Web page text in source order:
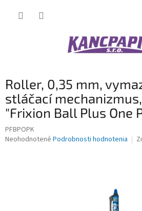
Roller, 0,35 mm,
stláčací mechanizmus,
"Frixion Ball Plus One
PFBPOPK
Priemerné
Neohodnotené Podrobnosti hodnotenia